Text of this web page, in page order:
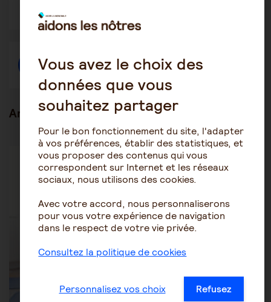
une
autre
une
autre
Créer une discussion à propos de l'article
Articles en lien
Les pathologies du vieillissement Parkinson
Vous avez le choix des
données que vous
souhaitez partager
Pour le bon fonctionnement du site, l'adapter
à vos préférences, établir des statistiques, et
vous proposer des contenus qui vous
correspondent sur Internet et les réseaux
sociaux, nous utilisons des cookies.
Avec votre accord, nous personnaliserons
pour vous votre expérience de navigation
dans le respect de votre vie privée.
Consultez la politique de cookies
Personnalisez vos choix Refusez